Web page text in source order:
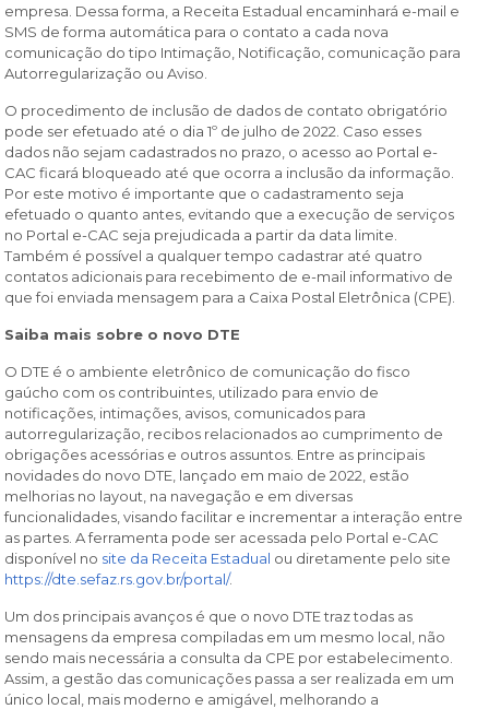
empresa. Dessa forma, a Receita Estadual encaminhará e-mail e
SMS de forma automática para o contato a cada nova
comunicação do tipo Intimação, Notificação, comunicação para
Autorregularização ou Aviso.
O procedimento de inclusão de dados de contato obrigatório
pode ser efetuado até o dia 1º de julho de 2022. Caso esses
dados não sejam cadastrados no prazo, o acesso ao Portal e-
CAC ficará bloqueado até que ocorra a inclusão da informação.
Por este motivo é importante que o cadastramento seja
efetuado o quanto antes, evitando que a execução de serviços
no Portal e-CAC seja prejudicada a partir da data limite.
Também é possível a qualquer tempo cadastrar até quatro
contatos adicionais para recebimento de e-mail informativo de
que foi enviada mensagem para a Caixa Postal Eletrônica (CPE).
Saiba mais sobre o novo DTE
O DTE é o ambiente eletrônico de comunicação do fisco
gaúcho com os contribuintes, utilizado para envio de
notificações, intimações, avisos, comunicados para
autorregularização, recibos relacionados ao cumprimento de
obrigações acessórias e outros assuntos. Entre as principais
novidades do novo DTE, lançado em maio de 2022, estão
melhorias no layout, na navegação e em diversas
funcionalidades, visando facilitar e incrementar a interação entre
as partes. A ferramenta pode ser acessada pelo Portal e-CAC
disponível no site da Receita Estadual ou diretamente pelo site
https://dte.sefaz.rs.gov.br/portal/.
Um dos principais avanços é que o novo DTE traz todas as
mensagens da empresa compiladas em um mesmo local, não
sendo mais necessária a consulta da CPE por estabelecimento.
Assim, a gestão das comunicações passa a ser realizada em um
único local, mais moderno e amigável, melhorando a